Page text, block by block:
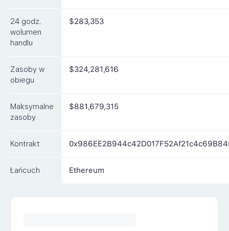
FAQ
24 godz.
wolumen
handlu
$283,353
Zasoby w
obiegu
$324,281,616
Maksymalne
zasoby
$881,679,315
Kontrakt
Łańcuch Ethereum